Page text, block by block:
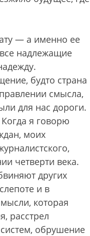
— а именно ее
надлежащие
будто страна
смысла,
для нас дороги.
я говорю
моих
четверти века.
других
и в
которая
расстрел
обрушение